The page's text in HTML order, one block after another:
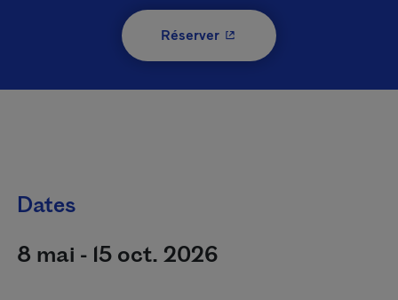
Réserver- Cet hyperlien s'ouvrira
Dates
8 mai - 15 oct. 2026